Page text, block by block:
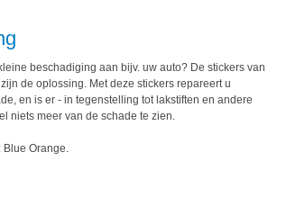
beschadiging aan bijv. uw auto? De stickers van
de oplossing. Met deze stickers repareert u
en is er - in tegenstelling tot lakstiften en andere
niets meer van de schade te zien.
Blue Orange.